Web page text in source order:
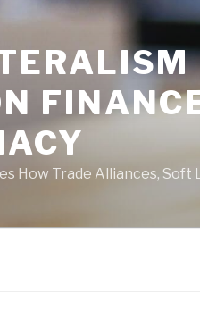
How Trade Alliances,